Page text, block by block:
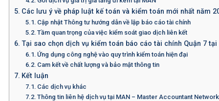
Các lưu ý về pháp luật kế toán và kiểm toán mới nhất năm
Cập nhật Thông tư hướng dẫn về lập báo cáo tài chính
Tầm quan trọng của việc kiểm soát giao dịch liên kết
Tại sao chọn dịch vụ kiểm toán báo cáo tài chính Quận 7
Ứng dụng công nghệ vào quy trình kiểm toán hiện đại
Cam kết về chất lượng và bảo mật thông tin
Kết luận
Các dịch vụ khác
Thông tin liên hệ dịch vụ tại MAN – Master Accountant Network